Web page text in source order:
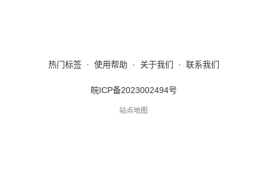
热门标签 · 使用帮助 · 关于我们 · 联系我们
皖ICP备2023002494号
站点地图